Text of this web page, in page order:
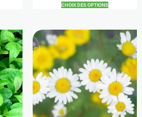
CHOIX DES OPTIONS